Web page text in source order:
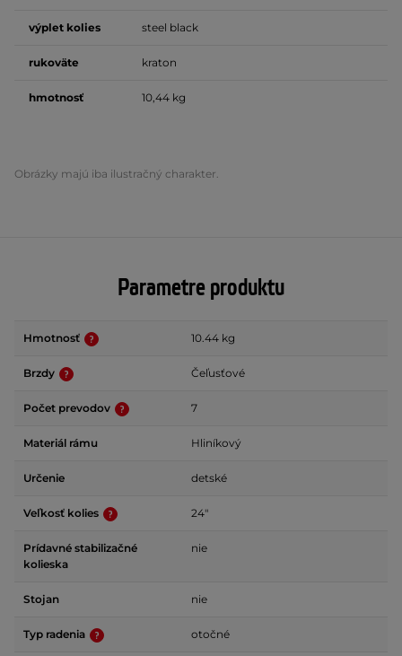
výplet kolies steel black
rukoväte kraton
hmotnosť 10,44 kg
Obrázky majú iba ilustračný charakter.
Parametre produktu
Hmotnosť 10.44 kg
Brzdy Čeľusťové
Počet prevodov 7
Materiál rámu Hliníkový
Určenie detské
Veľkosť kolies 24"
Prídavné stabilizačné
kolieska
nie
Stojan nie
Typ radenia otočné